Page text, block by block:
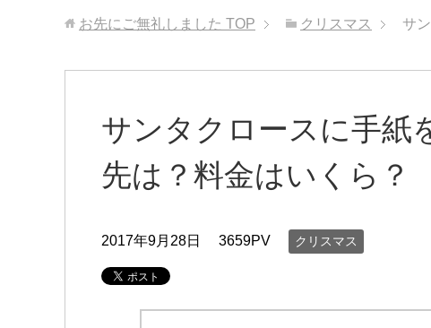
お先にご無礼しました TOP クリスマス サ
サンタクロースに手紙
先は？料金はいくら？
2017年9月28日 3659PV クリスマス